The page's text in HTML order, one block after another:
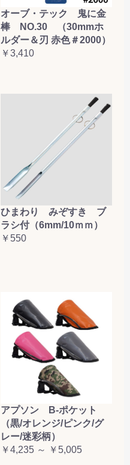
オーブ・テック 鬼に金
棒 NO.30 （30mmホ
ルダー＆刃 赤色＃2000）
￥3,410
ひまわり みぞすき ブ
ラシ付（6mm/10ｍｍ）
￥550
アプソン B-ポケット
（黒/オレンジ/ピンク/グ
レー/迷彩柄）
￥4,235 ～ ￥5,005